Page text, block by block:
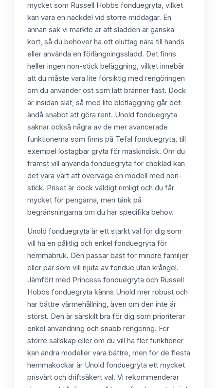
mycket som Russell Hobbs fonduegryta, vilket
kan vara en nackdel vid större middagar. En
annan sak vi märkte är att sladden är ganska
kort, så du behöver ha ett eluttag nära till hands
eller använda en förlängningssladd. Det finns
heller ingen non-stick beläggning, vilket innebär
att du måste vara lite försiktig med rengöringen
om du använder ost som lätt bränner fast. Dock
är insidan slät, så med lite blötläggning går det
ändå snabbt att göra rent. Unold fonduegryta
saknar också några av de mer avancerade
funktionerna som finns på Tefal fonduegryta, till
exempel löstagbar gryta för maskindisk. Om du
främst vill använda fonduegryta för choklad kan
det vara värt att överväga en modell med non-
stick. Priset är dock väldigt rimligt och du får
mycket för pengarna, men tänk på
begränsningarna om du har specifika behov.
Unold fonduegryta är ett starkt val för dig som
vill ha en pålitlig och enkel fonduegryta för
hemmabruk. Den passar bäst för mindre familjer
eller par som vill njuta av fondue utan krångel.
Jämfört med Princess fonduegryta och Russell
Hobbs fonduegryta känns Unold mer robust och
har bättre värmehållning, även om den inte är
störst. Den är särskilt bra för dig som prioriterar
enkel användning och snabb rengöring. För
större sällskap eller om du vill ha fler funktioner
kan andra modeller vara bättre, men för de flesta
hemmakockar är Unold fonduegryta ett mycket
prisvärt och driftsäkert val. Vi rekommenderar